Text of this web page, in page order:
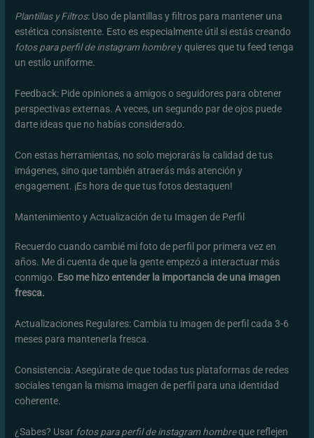
Plantillas y Filtros: Uso de plantillas y filtros para mantener una
estética consistente. Esto es especialmente útil si estás creando
fotos para perfil de instagram hombrey quieres que tu feed tenga
un estilo uniforme.
Feedback: Pide opiniones a amigos o seguidores para obtener
perspectivas externas. A veces, un segundo par de ojos puede
darte ideas que no habías considerado.
Con estas herramientas, no solo mejorarás la calidad de tus
imágenes, sino que también atraerás más atención y
engagement. ¡Es hora de que tus fotos destaquen!
Mantenimiento y Actualización de tu Imagen de Perfil
Recuerdo cuando cambié mi foto de perfil por primera vez en
años. Me di cuenta de que la gente empezó a interactuar más
conmigo. Eso me hizo entender la importancia de una imagen
fresca.
Actualizaciones Regulares: Cambia tu imagen de perfil cada 3-6
meses para mantenerla fresca.
Consistencia: Asegúrate de que todas tus plataformas de redes
sociales tengan la misma imagen de perfil para una identidad
coherente.
¿Sabes? Usar fotos para perfil de instagram hombreque reflejen